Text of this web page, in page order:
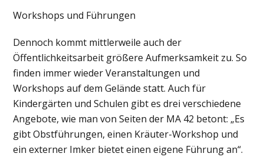
Workshops und Führungen
Dennoch kommt mittlerweile auch der
Öffentlichkeitsarbeit größere Aufmerksamkeit zu. So
finden immer wieder Veranstaltungen und
Workshops auf dem Gelände statt. Auch für
Kindergärten und Schulen gibt es drei verschiedene
Angebote, wie man von Seiten der MA 42 betont: „Es
gibt Obstführungen, einen Kräuter-Workshop und
ein externer Imker bietet einen eigene Führung an“.